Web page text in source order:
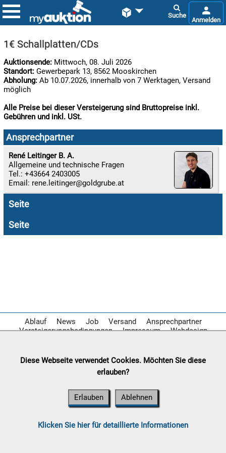
 
07.08:

08.08:
1€
Megaabverkauf
08.08:
Blitzaktion
09.08:
1€ Schallplatten/CDs
Auktionsende: Mittwoch, 08. Juli 2026
Standort: Gewerbepark 13, 8562 Mooskirchen
Abholung: Ab 10.07.2026, innerhalb von 7 Werktagen, Versand
möglich
Alle Preise bei dieser Versteigerung sind Bruttopreise inkl.
Gebühren und inkl. USt.
Ansprechpartner
René Leitinger B. A.
Allgemeine und technische Fragen
Tel.: +43664 2403005
Email: rene.leitinger
Seite
Seite
Ablauf News Job Versand
Ansprechpartner
Versteigerungsbedingungen
Impressum Webdesign
Diese Webseite verwendet Cookies. Möchten Sie diese
erlauben?
Erlauben Ablehnen
Klicken Sie hier für detaillierte Informationen